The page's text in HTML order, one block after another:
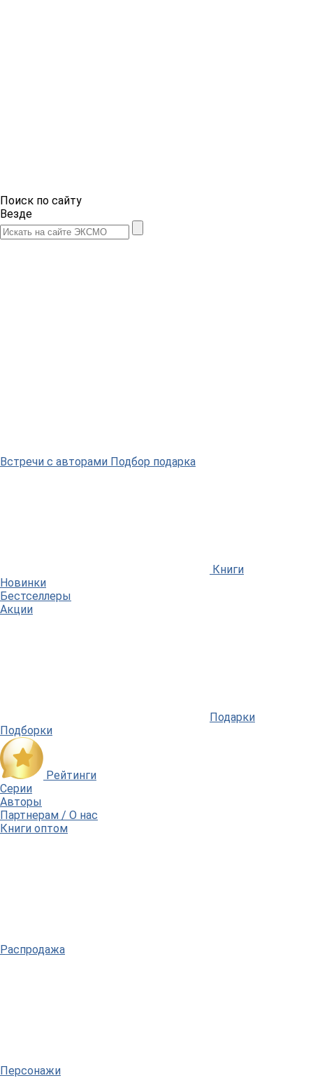
Поиск по сайту
Везде
Встречи с авторами Подбор подарка
Книги
Новинки
Бестселлеры
Акции
Подарки
Подборки
Рейтинги
Серии
Авторы
Партнерам / О нас
Книги оптом
Распродажа
Персонажи